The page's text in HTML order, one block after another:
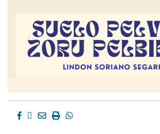
Facebook
Twitter
EmailImprimirWhatsapp